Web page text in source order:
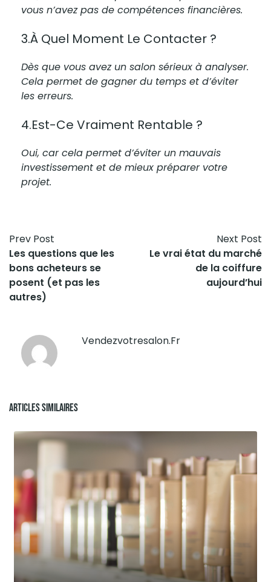
vous n’avez pas de compétences financières.
3.À Quel Moment Le Contacter ?
Dès que vous avez un salon sérieux à analyser.
Cela permet de gagner du temps et d’éviter
les erreurs.
4.Est-Ce Vraiment Rentable ?
Oui, car cela permet d’éviter un mauvais
investissement et de mieux préparer votre
projet.
Prev Post
Les questions que les
bons acheteurs se
posent (et pas les
autres)
Next Post
Le vrai état du marché
de la coiffure
aujourd’hui
Vendezvotresalon.fr
Articles Similaires